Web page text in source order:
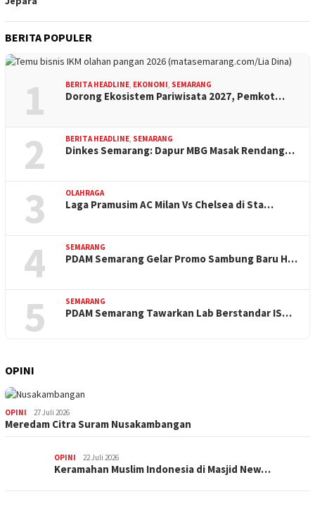
BERITA POPULER
1 BERITA HEADLINE, EKONOMI, SEMARANG
Dorong Ekosistem Pariwisata 2027, Pemkot…
2 BERITA HEADLINE, SEMARANG
Dinkes Semarang: Dapur MBG Masak Rendang…
3 OLAHRAGA
Laga Pramusim AC Milan Vs Chelsea di Sta…
4 SEMARANG
PDAM Semarang Gelar Promo Sambung Baru H…
5 SEMARANG
PDAM Semarang Tawarkan Lab Berstandar IS…
OPINI
OPINI 27 Juli 2026
Meredam Citra Suram Nusakambangan
OPINI 22 Juli 2026
Keramahan Muslim Indonesia di Masjid New…